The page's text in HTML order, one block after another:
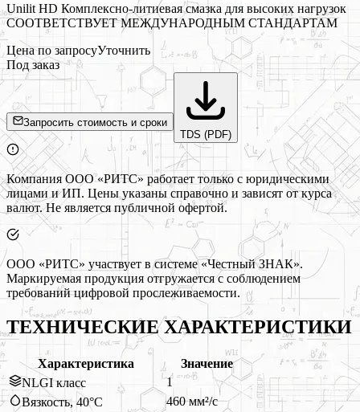
Unilit HD Комплексно-литиевая смазка для высоких нагрузок
СООТВЕТСТВУЕТ МЕЖДУНАРОДНЫМ СТАНДАРТАМ
Цена по запросуУточнить
Под заказ
Запросить стоимость и сроки
TDS (PDF)
Компания ООО «РИТС» работает только с юридическими
лицами и ИП. Цены указаны справочно и зависят от курса
валют. Не является публичной офертой.
ООО «РИТС» участвует в системе «Честный ЗНАК».
Маркируемая продукция отгружается с соблюдением
требований цифровой прослеживаемости.
ТЕХНИЧЕСКИЕ ХАРАКТЕРИСТИКИ
Характеристика
Значение
NLGI класс
1
Вязкость, 40°C
460 мм²/с